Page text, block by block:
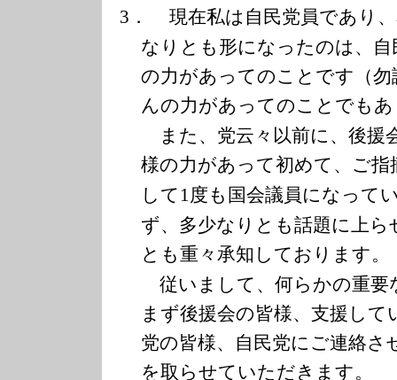
3．
現在私は自民党員であり
なりとも形になったのは、
の力があってのことです（
んの力があってのことでも
また、党云々以前に、後援
様の力があって初めて、ご指
して 1度も国会議員になって
ず、多少なりとも話題に上
とも重々承知しております。
従いまして、何らかの重要
まず後援会の皆様、支援し
党の皆様、自民党にご連絡
を取らせていただきます。